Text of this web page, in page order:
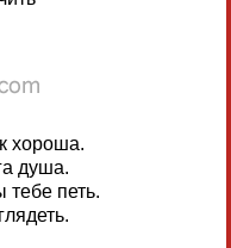
хороша.
душа.
тебе петь.